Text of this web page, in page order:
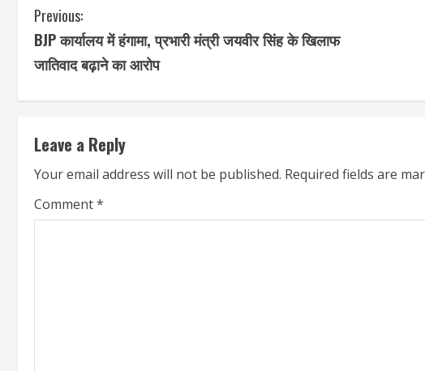
C
o
i
n
u
Previous:
BJP कार्यालय में हंगामा, प्रभारी मंत्री जयवीर सिंह के खिलाफ
जातिवाद बढ़ाने का आरोप
Leave a Reply
Your email address will not be published. Required fields are
Comment*